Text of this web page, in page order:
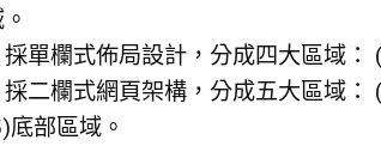
單欄式佈局設計，分成四大區域
二欄式網頁架構，分成五大區域
底部區域。